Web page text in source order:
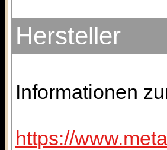
Hersteller
Informationen
https://